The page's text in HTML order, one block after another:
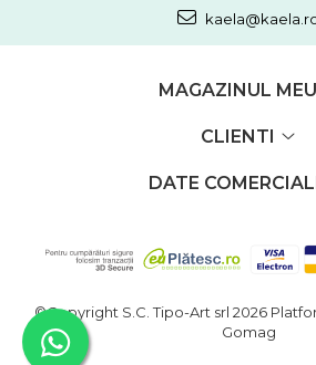
MAGAZINUL MEU
CLIENTI
DATE
©Copyright S.C. Tipo-Art srl 2026
Gomag